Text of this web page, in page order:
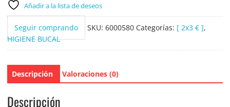
Añadir a la lista de deseos
Seguir comprando SKU: 6000580 Categorías: [ 2x3 € ],
HIGIENE BUCAL
Descripción Valoraciones (0)
Descripción